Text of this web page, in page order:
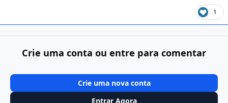
1
Crie uma conta ou entre para comentar
Crie uma nova conta
Entrar Agora